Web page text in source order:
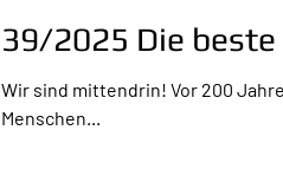
39/2025 Die
Wir sind mittendrin! Vor 200
Menschen...